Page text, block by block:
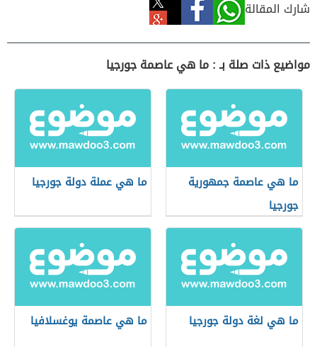
شارك المقالة
مواضيع ذات صلة بـ : ما هي عاصمة جورجيا
ما هي عاصمة جمهورية
جورجيا
ما هي عملة دولة جورجيا
ما هي لغة دولة جورجيا ما هي عاصمة يوغسلافيا